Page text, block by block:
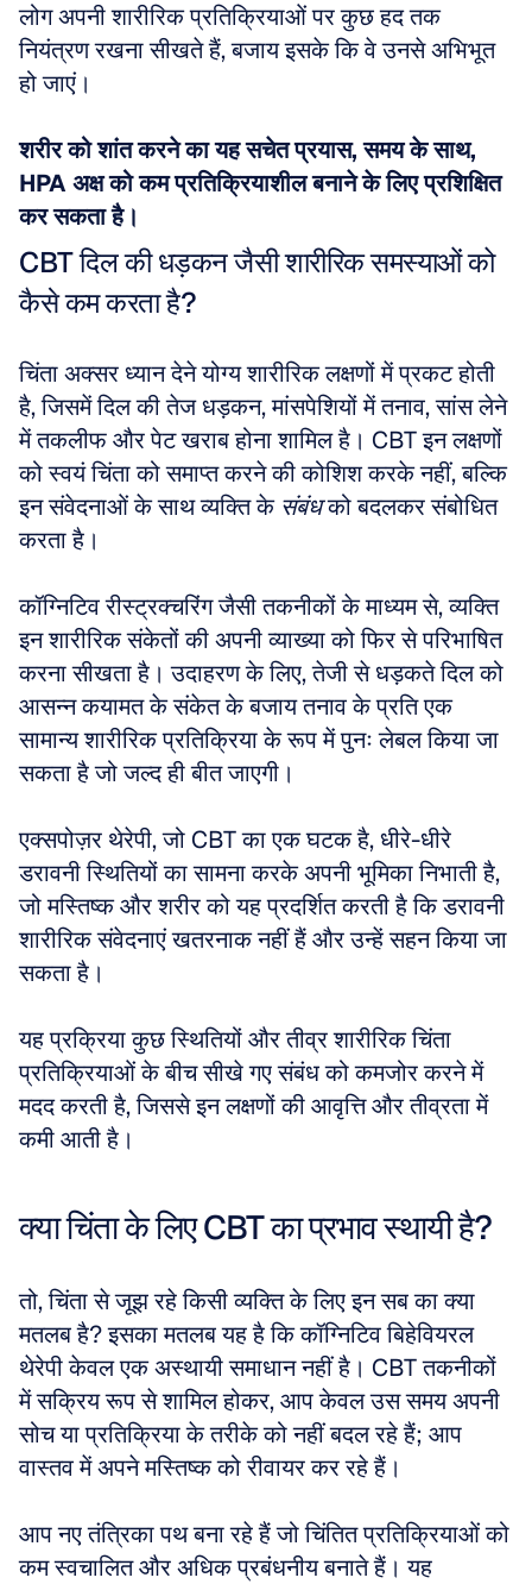
लोग अपनी शारीरिक प्रतिक्रियाओं पर कुछ हद तक
नियंत्रण रखना सीखते हैं, बजाय इसके कि वे उनसे अभिभूत
हो जाएं।
शरीर को शांत करने का यह सचेत प्रयास, समय के साथ,
HPA अक्ष को कम प्रतिक्रियाशील बनाने के लिए प्रशिक्षित
कर सकता है।
CBT दिल की धड़कन जैसी शारीरिक समस्याओं को
कैसे कम करता है?
चिंता अक्सर ध्यान देने योग्य शारीरिक लक्षणों में प्रकट होती
है, जिसमें दिल की तेज धड़कन, मांसपेशियों में तनाव, सांस लेने
में तकलीफ और पेट खराब होना शामिल है। CBT इन लक्षणों
को स्वयं चिंता को समाप्त करने की कोशिश करके नहीं, बल्कि
इन संवेदनाओं के साथ व्यक्ति के संबंध को बदलकर संबोधित
करता है।
कॉग्निटिव रीस्ट्रक्चरिंग जैसी तकनीकों के माध्यम से, व्यक्ति
इन शारीरिक संकेतों की अपनी व्याख्या को फिर से परिभाषित
करना सीखता है। उदाहरण के लिए, तेजी से धड़कते दिल को
आसन्न कयामत के संकेत के बजाय तनाव के प्रति एक
सामान्य शारीरिक प्रतिक्रिया के रूप में पुनः लेबल किया जा
सकता है जो जल्द ही बीत जाएगी।
एक्सपोज़र थेरेपी, जो CBT का एक घटक है, धीरे-धीरे
डरावनी स्थितियों का सामना करके अपनी भूमिका निभाती है,
जो मस्तिष्क और शरीर को यह प्रदर्शित करती है कि डरावनी
शारीरिक संवेदनाएं खतरनाक नहीं हैं और उन्हें सहन किया जा
सकता है।
यह प्रक्रिया कुछ स्थितियों और तीव्र शारीरिक चिंता
प्रतिक्रियाओं के बीच सीखे गए संबंध को कमजोर करने में
मदद करती है, जिससे इन लक्षणों की आवृत्ति और तीव्रता में
कमी आती है।
क्या चिंता के लिए CBT का प्रभाव स्थायी है?
तो, चिंता से जूझ रहे किसी व्यक्ति के लिए इन सब का क्या
मतलब है? इसका मतलब यह है कि कॉग्निटिव बिहेवियरल
थेरेपी केवल एक अस्थायी समाधान नहीं है। CBT तकनीकों
में सक्रिय रूप से शामिल होकर, आप केवल उस समय अपनी
सोच या प्रतिक्रिया के तरीके को नहीं बदल रहे हैं; आप
वास्तव में अपने मस्तिष्क को रीवायर कर रहे हैं।
आप नए तंत्रिका पथ बना रहे हैं जो चिंतित प्रतिक्रियाओं को
कम स्वचालित और अधिक प्रबंधनीय बनाते हैं। यह